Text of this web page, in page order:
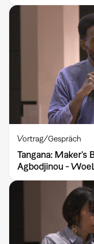
Vortrag/Gespräch
Tangana: Maker’s
Agbodjinou -